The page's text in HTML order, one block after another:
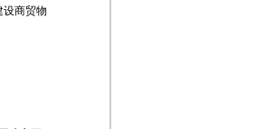
设商贸物